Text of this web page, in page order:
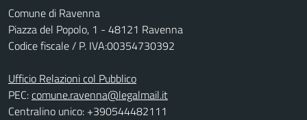
Comune di Ravenna
Piazza del Popolo, 1 - 48121 Ravenna
Codice fiscale / P. IVA:00354730392
Ufficio Relazioni col Pubblico
PEC:comune.ravenna@legalmail.it
Centralino unico: +390544482111